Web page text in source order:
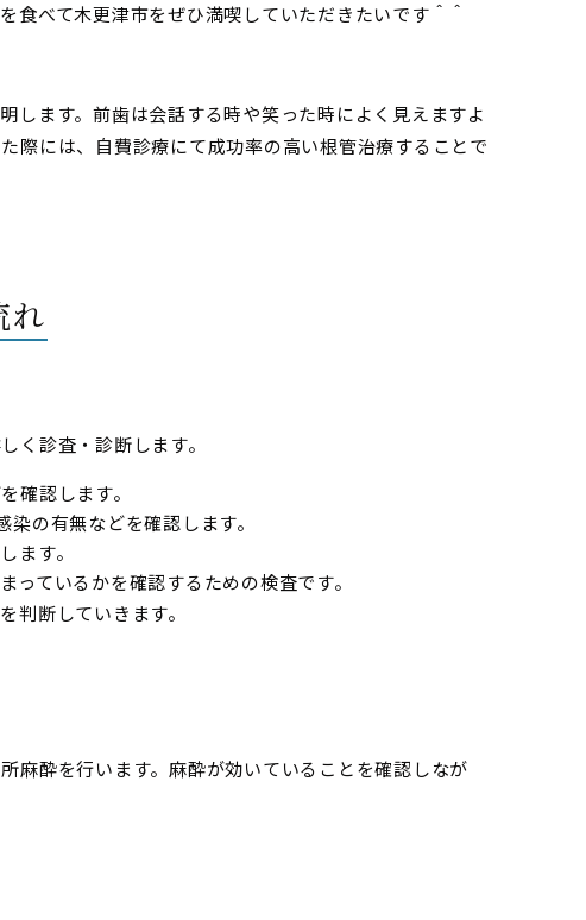
食べて木更津市をぜひ満喫していただきたいです＾＾
します。前歯は会話する時や笑った時によく見えますよ
際には、自費診療にて成功率の高い根管治療することで
れ
く診査・診断します。
確認します。
の有無などを確認します。
ます。
っているかを確認するための検査です。
判断していきます。
麻酔を行います。麻酔が効いていることを確認しなが